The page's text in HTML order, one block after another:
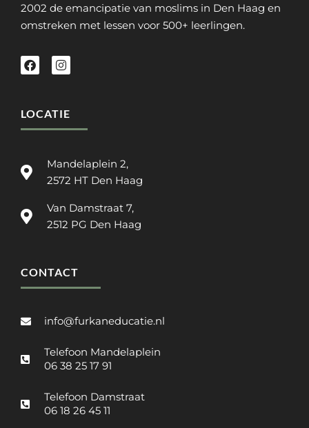
2002 de emancipatie van moslims in Den Haag en
omstreken met lessen voor 500+ leerlingen.
LOCATIE
Mandelaplein 2,
2572 HT Den Haag
Van Damstraat 7,
2512 PG Den Haag
CONTACT
info@furkaneducatie.nl
Telefoon Mandelaplein
06 38 25 17 91
Telefoon Damstraat
06 18 26 45 11